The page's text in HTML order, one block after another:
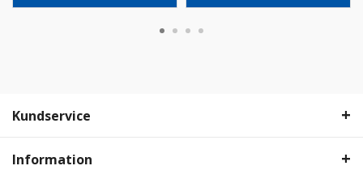
Kundservice
Information